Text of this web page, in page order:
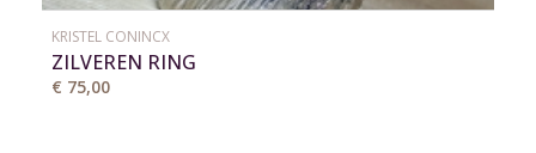
KRISTEL CONINCX
ZILVEREN RING
€ 75,00